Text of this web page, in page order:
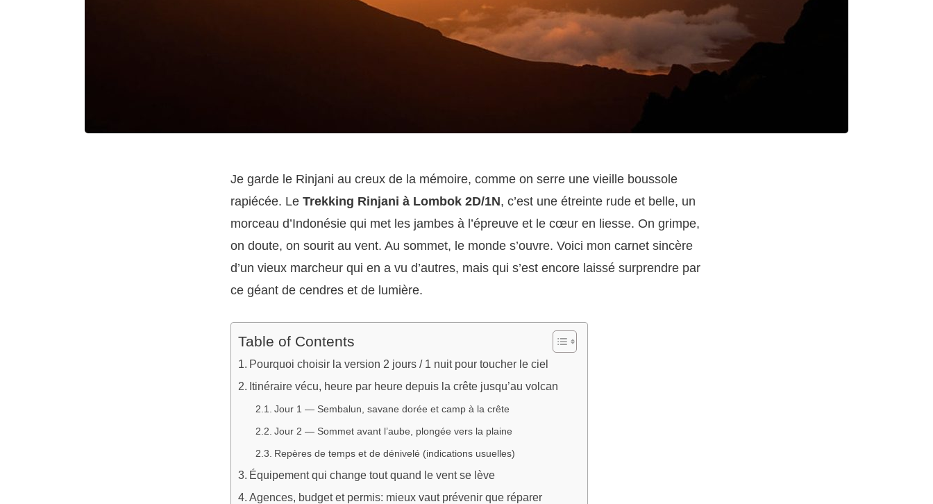
Je garde le Rinjani au creux de la mémoire, comme on serre une vieille boussole
rapiécée. Le Trekking Rinjani à Lombok 2D/1N, c’est une étreinte rude et belle, un
morceau d’Indonésie qui met les jambes à l’épreuve et le cœur en liesse. On grimpe,
on doute, on sourit au vent. Au sommet, le monde s’ouvre. Voici mon carnet sincère
d’un vieux marcheur qui en a vu d’autres, mais qui s’est encore laissé surprendre par
ce géant de cendres et de lumière.
Table of Contents
Pourquoi choisir la version 2 jours / 1 nuit pour toucher le ciel
Itinéraire vécu, heure par heure depuis la crête jusqu’au volcan
Jour 1 — Sembalun, savane dorée et camp à la crête
Jour 2 — Sommet avant l’aube, plongée vers la plaine
Repères de temps et de dénivelé (indications usuelles)
Équipement qui change tout quand le vent se lève
Agences, budget et permis: mieux vaut prévenir que réparer